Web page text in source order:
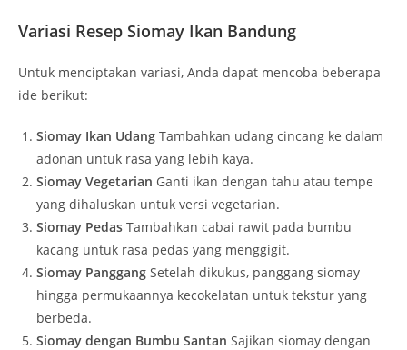
Variasi Resep Siomay Ikan Bandung
Untuk menciptakan variasi, Anda dapat mencoba beberapa
ide berikut:
Siomay Ikan Udang Tambahkan udang cincang ke dalam
adonan untuk rasa yang lebih kaya.
Siomay Vegetarian Ganti ikan dengan tahu atau tempe
yang dihaluskan untuk versi vegetarian.
Siomay Pedas Tambahkan cabai rawit pada bumbu
kacang untuk rasa pedas yang menggigit.
Siomay Panggang Setelah dikukus, panggang siomay
hingga permukaannya kecokelatan untuk tekstur yang
berbeda.
Siomay dengan Bumbu Santan Sajikan siomay dengan